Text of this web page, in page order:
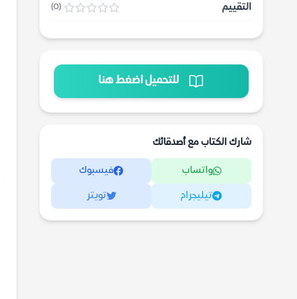
التقييم
(0)
للتحميل اضغط هنا
شارك الكتاب مع أصدقائك
واتساب فيسبوك
تيليجرام تويتر